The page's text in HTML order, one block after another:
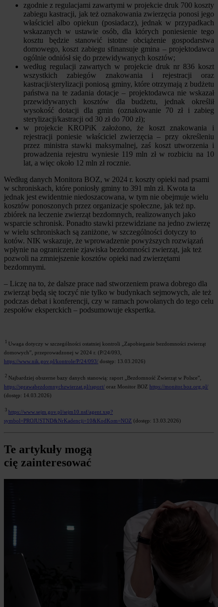
zgodnie z regulacjami zawartymi w projekcie druk 700 koszty
zabiegu kastracji, jak też oznakowania zwierzęcia ponosi jego
właściciel albo opiekun (posiadacz), jednak w przypadkach
wskazanych w ustawie osób, dla których poniesienie tego
kosztu będzie stanowić istotne obciążenie gospodarstwa
domowego, koszt zabiegu sfinansuje gmina – projektodawca
ogólnie odniósł się do przewidywanych kosztów;
według regulacji zawartych w projekcie druk nr 836 koszt
wszystkich zabiegów znakowania i rejestracji oraz
kastracji/sterylizacji poniosą gminy, które otrzymają z budżetu
państwa na te zadania dotacje – projektodawca nie wskazał
przewidywanych kosztów dla budżetu, jednak określił
wysokość dotacji dla gmin (oznakowanie 70 zł i zabieg
sterylizacji/kastracji od 30 zł do 700 zł);
w projekcie KROPiK założono, że koszt znakowania i
rejestracji poniesie właściciel zwierzęcia – przy określeniu
przez ministra stawki maksymalnej, zaś koszt utworzenia i
prowadzenia rejestru wyniesie 119 mln zł w rozbiciu na 10
lat, a więc około 12 mln zł rocznie.
Według danych Monitora BOZ, w 2024 r. koszty opieki nad psami
w schroniskach, które poniosły gminy to 391 mln zł. Kwota ta
jednak jest ewidentnie niedoszacowana, w tym nie obejmuje wielu
kosztów ponoszonych przez organizacje społeczne, jak też np.
zbiórek na leczenie zwierząt bezdomnych, realizowanych jako
wsparcie schronisk. Ponadto stawki przewidziane na jedno zwierzę
w wielu schroniskach są zaniżone, w szczególności dotyczy to
kotów. NIK wskazuje, że wprowadzenie powyższych rozwiązań
wpłynie na ograniczenie zjawiska bezdomności zwierząt, jak też
pozwoli na zmniejszenie kosztów opieki nad zwierzętami
bezdomnymi.
– Liczę na to, że dalsze prace nad stworzeniem prawa dobrego dla
zwierząt będą się toczyć nie tylko w budynkach sejmowych, ale też
podczas debat i konferencji, czy w ramach powołanych do tego celu
zespołów eksperckich – podsumowuje ekspertka.
1
Uwaga dotyczy w szczególności ostatniej kontroli „Zapobieganie bezdomności zwierząt
domowych”, przeprowadzonej w 2024 r. (P/24/093,
https://www.nik.gov.pl/kontrole/P/24/093/ dostęp: 13.03.2026)
2 Najbardziej obszerne bazy danych stanowią: raport „Bezdomność Zwierząt w Polsce”,
https://sprawabezdomnychzwierzat.pl/raport/ oraz Monitor BOZ https://monitor.boz.org.pl/
(dostęp: 14.03.2026)
3 https://www.sejm.gov.pl/sejm10.nsf/agent.xsp?
symbol=PROJUSTND&NrKadencji=10&KodKom=NOZ (dostęp: 13.03.2026)
Te artykuły mogą
cię zainteresować